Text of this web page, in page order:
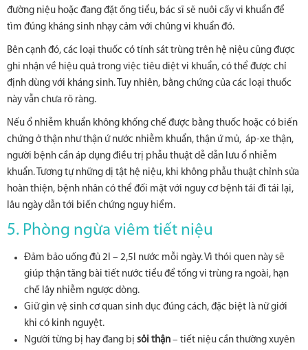
đường niệu hoặc đang đặt ống tiểu, bác sĩ sẽ nuôi cấy vi khuẩn để
tìm đúng kháng sinh nhạy cảm với chủng vi khuẩn đó.
Bên cạnh đó, các loại thuốc có tính sát trùng trên hệ niệu cũng được
ghi nhận về hiệu quả trong việc tiêu diệt vi khuẩn, có thể được chỉ
định dùng với kháng sinh. Tuy nhiên, bằng chứng của các loại thuốc
này vẫn chưa rõ ràng.
Nếu ổ nhiễm khuẩn không khống chế được bằng thuốc hoặc có biến
chứng ở thận như thận ứ nước nhiễm khuẩn, thận ứ mủ, áp-xe thận,
người bệnh cần áp dụng điều trị phẫu thuật dễ dẫn lưu ổ nhiễm
khuẩn. Tương tự những dị tật hệ niệu, khi không phẫu thuật chỉnh sửa
hoàn thiện, bệnh nhân có thể đối mặt với nguy cơ bệnh tái đi tái lại,
lâu ngày dẫn tới biến chứng nguy hiểm.
5. Phòng ngừa viêm tiết niệu
Đảm bảo uống đủ 2l – 2,5l nước mỗi ngày. Vì thói quen này sẽ
giúp thận tăng bài tiết nước tiểu để tống vi trùng ra ngoài, hạn
chế lây nhiễm ngược dòng.
Giữ gìn vệ sinh cơ quan sinh dục đúng cách, đặc biệt là nữ giới
khi có kinh nguyệt.
Người từng bị hay đang bị sỏi thận – tiết niệu cần thường xuyên